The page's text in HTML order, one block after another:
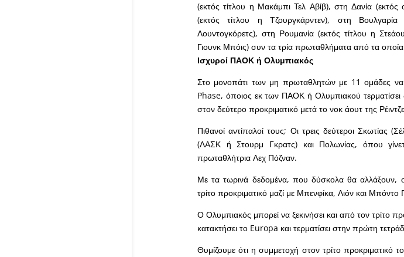
(εκτός τίτλου η Μακάμπι Τελ Αβίβ), στη Δανία (εκτός
(εκτός τίτλου η Τζουργκάρντεν), στη
Λουντογκόρετς), στη Ρουμανία (εκτός τίτλου η
Γιουνκ Μπόις) συν τα τρία πρωταθλήματα από τα οποία
Ισχυροί ΠΑΟΚ ή Ολυμπιακός
Στο μονοπάτι των μη πρωταθλητών με 11 ομάδες να
Phase, όποιος εκ των ΠΑΟΚ ή Ολυμπιακού τερματίσει
στον δεύτερο προκριματικό μετά το νοκ άουτ της
Πιθανοί αντίπαλοί τους; Οι τρεις δεύτεροι Σκωτίας
(ΛΑΣΚ ή Στουρμ Γκρατς) και Πολωνίας, όπου
πρωταθλήτρια Λεχ Πόζναν.
Με τα τωρινά δεδομένα, που δύσκολα θα αλλάξουν,
τρίτο προκριματικό μαζί με Μπενφίκα, Λιόν και Μπόντο
Ο Ολυμπιακός μπορεί να ξεκινήσει και από τον τρίτο
κατακτήσει το Europa και τερματίσει στην πρώτη
Θυμίζουμε ότι η συμμετοχή στον τρίτο προκριματικό